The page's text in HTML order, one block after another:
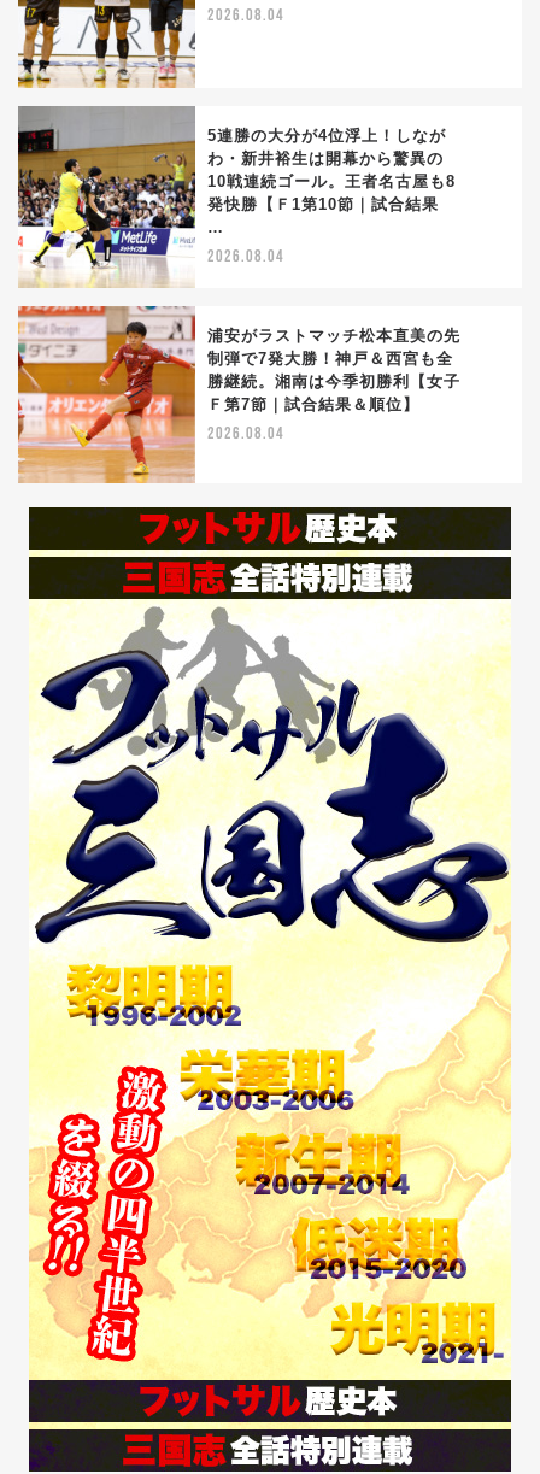
2026.08.04
5連勝の大分が4位浮上！しなが
わ・新井裕生は開幕から驚異の
10戦連続ゴール。王者名古屋も8
発快勝【Ｆ1第10節｜試合結果
…
2026.08.04
浦安がラストマッチ松本直美の先
制弾で7発大勝！神戸＆西宮も全
勝継続。湘南は今季初勝利【女子
Ｆ第7節｜試合結果＆順位】
2026.08.04